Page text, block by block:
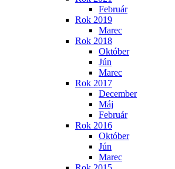
Február
Rok 2019
Marec
Rok 2018
Október
Jún
Marec
Rok 2017
December
Máj
Február
Rok 2016
Október
Jún
Marec